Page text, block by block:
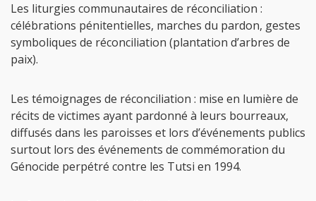
Les liturgies communautaires de réconciliation :
célébrations pénitentielles, marches du pardon, gestes
symboliques de réconciliation (plantation d’arbres de
paix).
Les témoignages de réconciliation : mise en lumière de
récits de victimes ayant pardonné à leurs bourreaux,
diffusés dans les paroisses et lors d’événements publics
surtout lors des événements de commémoration du
Génocide perpétré contre les Tutsi en 1994.